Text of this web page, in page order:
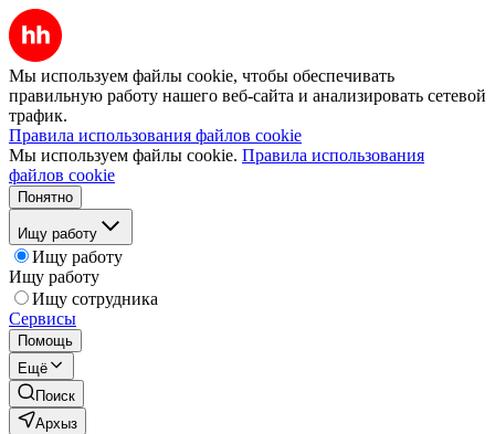
Мы используем файлы cookie, чтобы обеспечивать
правильную работу нашего веб-сайта и анализировать сетевой
трафик.
Правила использования файлов cookie
Мы используем файлы cookie. Правила использования
файлов cookie
Понятно
Ищу работу
Ищу работу
Ищу работу
Ищу сотрудника
Сервисы
Помощь
Ещё
Поиск
Архыз